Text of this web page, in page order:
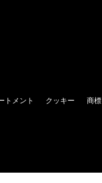
トメント クッキー 商標